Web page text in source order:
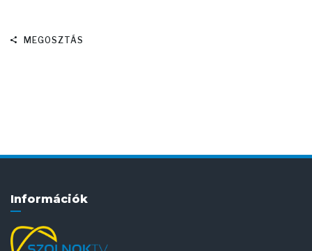
MEGOSZTÁS
Információk